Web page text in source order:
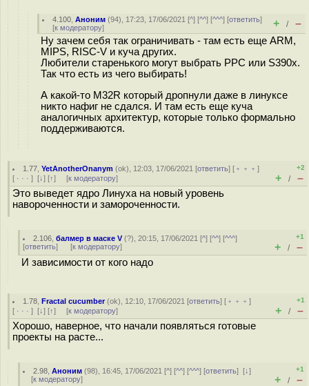
4.100 ,Аноним (94), 17:23, 17/06/2021 [^] [^^] [^^^] [ответить]
[к модератору] + / –
Ну зачем себя так ограничивать - там есть еще ARM,
MIPS, RISC-V и куча других.
Любители старенького могут выбрать PPC или S390x.
Так что есть из чего выбирать!
А какой-то M32R который дропнули даже в линуксе
никто нафиг не сдался. И там есть еще куча
аналогичных архитектур, которые только формально
поддерживаются.
1.77 ,YetAnotherOnanym (ok), 12:03, 17/06/2021 [ответить] [ ﹢﹢﹢]
[ · · · ] [↓] [↑] [к модератору]
+2
+ / –
Это выведет ядро Линуха на новый уровень
навороченности и замороченности.
2.106 ,балмер в маске V (?), 20:15, 17/06/2021 [^] [^^] [^^^]
[ответить] [к модератору]
+1
+ / –
И зависимости от кого надо
1.78 ,Fractal cucumber(ok), 12:10, 17/06/2021 [ответить] [ ﹢﹢﹢]
[ · · · ] [↓] [↑] [к модератору]
+1
+ / –
Хорошо, наверное, что начали появляться готовые
проекты на расте...
2.98 ,Аноним (98), 16:45, 17/06/2021 [^] [^^] [^^^] [ответить][↓]
[к модератору]
+1
+ / –